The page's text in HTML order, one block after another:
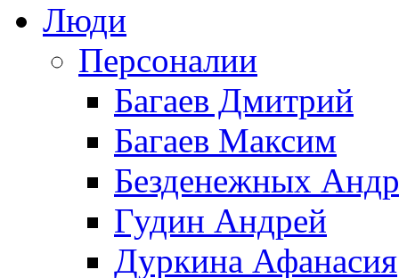
Люди
Персоналии
Багаев Дмитрий
Багаев Максим
Безденежных
Гудин Андрей
Дуркина Афанасия